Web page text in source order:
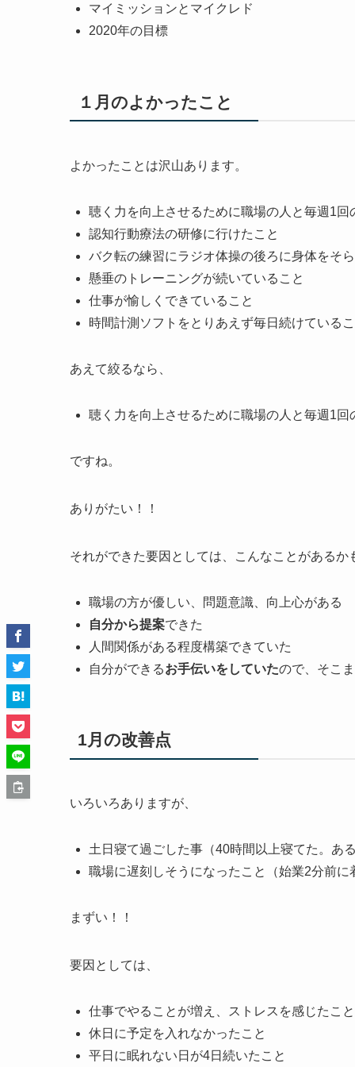
マイミッションとマイクレド
2020年の目標
１月のよかったこと
よかったことは沢山あります。
聴く力を向上させるために職場の人と毎週1
認知行動療法の研修に行けたこと
バク転の練習にラジオ体操の後ろに身体をそ
懸垂のトレーニングが続いていること
仕事が愉しくできていること
時間計測ソフトをとりあえず毎日続けている
あえて絞るなら、
聴く力を向上させるために職場の人と毎週1
ですね。
ありがたい！！
それができた要因としては、こんなことがあるか
職場の方が優しい、問題意識、向上心がある
自分から提案できた
人間関係がある程度構築できていた
自分ができるお手伝いをしていたので、そこ
1月の改善点
いろいろありますが、
土日寝て過ごした事（40時間以上寝てた。あ
職場に遅刻しそうになったこと（始業2分前に
まずい！！
要因としては、
仕事でやることが増え、ストレスを感じたこと
休日に予定を入れなかったこと
平日に眠れない日が4日続いたこと